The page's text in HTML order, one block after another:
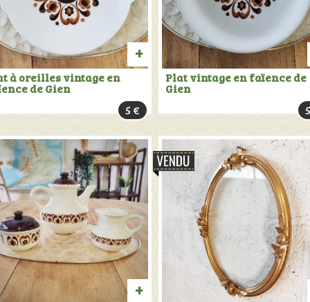
AJOUTER
PANIER
à oreilles vintage en
de Gien
5 €
Plat vintage en faïence de
Gien
5